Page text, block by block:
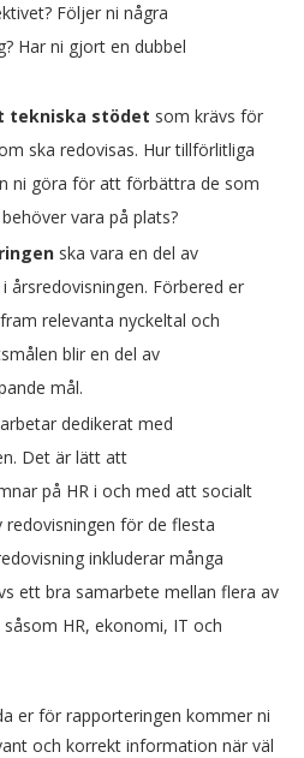
Följer ni några
Har ni gjort en dubbel
tekniska stödet som krävs för
ska redovisas. Hur tillförlitliga
ni göra för att förbättra de som
vara på plats?
ska vara en del av
årsredovisningen. Förbered er
relevanta nyckeltal och
blir en del av
mål.
dedikerat med
Det är lätt att
på HR i och med att socialt
för de flesta
inkluderar många
ett bra samarbete mellan flera av
HR, ekonomi, IT och
er för rapporteringen kommer ni
och korrekt information när väl